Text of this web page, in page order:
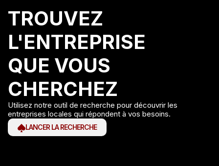
TROUVEZ
L'ENTREPRISE
QUE VOUS
CHERCHEZ
Utilisez notre outil de recherche pour découvrir les
entreprises locales qui répondent à vos besoins.
LANCER LA RECHERCHE